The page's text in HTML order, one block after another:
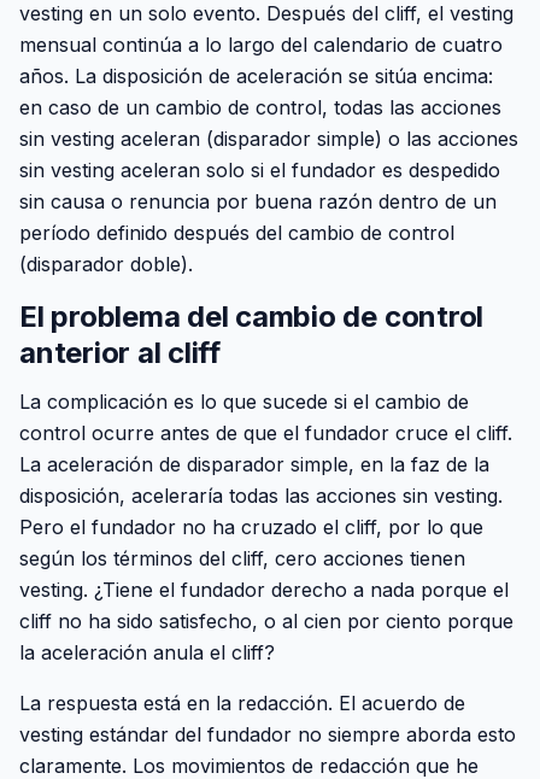
vesting en un solo evento. Después del cliff, el vesting
mensual continúa a lo largo del calendario de cuatro
años. La disposición de aceleración se sitúa encima:
en caso de un cambio de control, todas las acciones
sin vesting aceleran (disparador simple) o las acciones
sin vesting aceleran solo si el fundador es despedido
sin causa o renuncia por buena razón dentro de un
período definido después del cambio de control
(disparador doble).
El problema del cambio de control
anterior al cliff
La complicación es lo que sucede si el cambio de
control ocurre antes de que el fundador cruce el cliff.
La aceleración de disparador simple, en la faz de la
disposición, aceleraría todas las acciones sin vesting.
Pero el fundador no ha cruzado el cliff, por lo que
según los términos del cliff, cero acciones tienen
vesting. ¿Tiene el fundador derecho a nada porque el
cliff no ha sido satisfecho, o al cien por ciento porque
la aceleración anula el cliff?
La respuesta está en la redacción. El acuerdo de
vesting estándar del fundador no siempre aborda esto
claramente. Los movimientos de redacción que he